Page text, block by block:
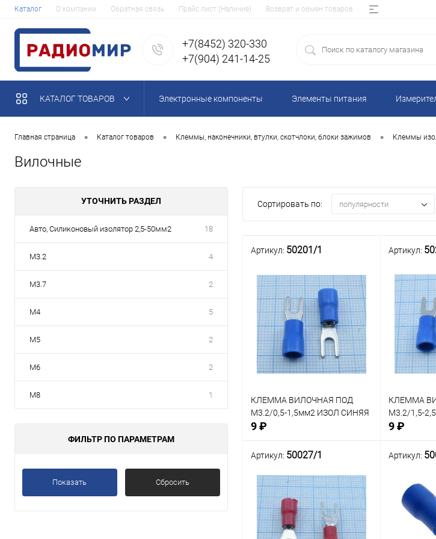
Каталог О компании Обратная связь Прайс лист (Наличие) Возврат и обмен товаров
+7(8452) 320-330
+7(904) 241-14-25
КАТАЛОГ ТОВАРОВ Электронные компоненты Элементы питания
Главная страница • Каталог товаров • Клеммы, наконечники, втулки, скотчлоки, блоки зажимов • Клеммы
Вилочные
УТОЧНИТЬ РАЗДЕЛ
Авто, Силиконовый изолятор 2,5-50мм2 18
М3.2 4
М3.7 2
М4 5
М5 2
М6 2
М8 1
ФИЛЬТР ПО ПАРАМЕТРАМ
Показать Сбросить
Сортировать по: популярности
Артикул: 50201/1
КЛЕММА ВИЛОЧНАЯ ПОД
М3.2/0,5-1,5мм2 ИЗОЛ СИНЯЯ
9 ₽
В корзину
Сравнение
В
В наличии: 4шт.
Артикул:
КЛЕММА
М3.2/1,5-
9 ₽
Сравнение
Артикул: 50027/1 Артикул: